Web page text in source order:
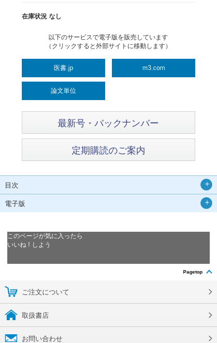
在庫状況 なし
以下のサービスで電子版を販売しています
（クリックすると外部サイトに移動します）
医書.jp m3.com
論文単位
最新号・バックナンバー
定期購読のご案内
目次
電子版
このページが気に入ったら
いいね ! しよう
Pagetop
ご注文について
取扱書店
お問い合わせ